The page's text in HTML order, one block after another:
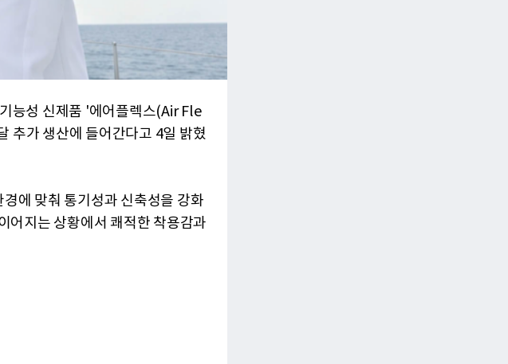
능성 신제품 '에어플렉스(Air Fle
추가 생산에 들어간다고 4일 밝혔
에 맞춰 통기성과 신축성을 강화
어지는 상황에서 쾌적한 착용감과